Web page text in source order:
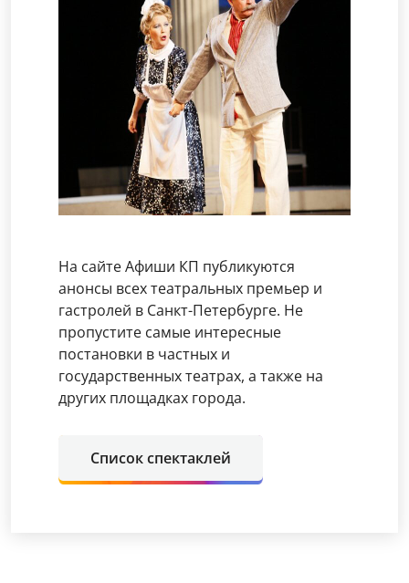
На сайте Афиши КП публикуются
анонсы всех театральных премьер и
гастролей в Санкт-Петербурге. Не
пропустите самые интересные
постановки в частных и
государственных театрах, а также на
других площадках города.
Список спектаклей